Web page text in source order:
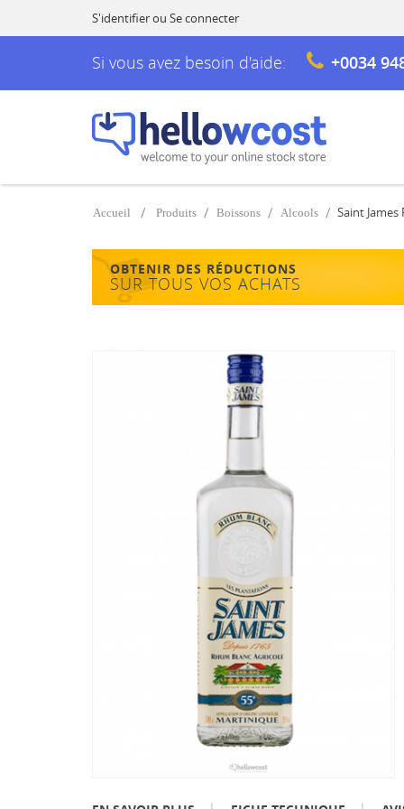
S'identifierou Se connecter
Si vous avez besoin d'aide: +0034
Accueil Produits Boissons Alcools Saint James
OBTENIR DES RÉDUCTIONS
SUR TOUS VOS ACHATS